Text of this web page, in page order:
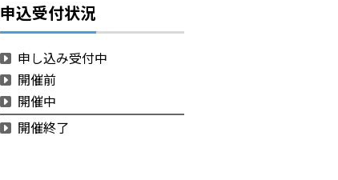
申込受付状況
申し込み受付中
開催前
開催中
開催終了